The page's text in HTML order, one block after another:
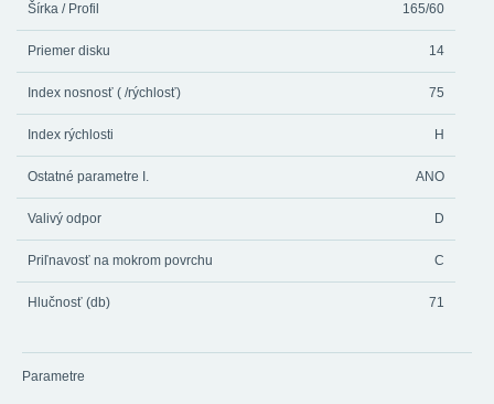
Šírka / Profil 165/60
Priemer disku 14
Index nosnosť ( /rýchlosť) 75
Index rýchlosti H
Ostatné parametre I. ANO
Valivý odpor D
Priľnavosť na mokrom povrchu C
Hlučnosť (db) 71
Parametre